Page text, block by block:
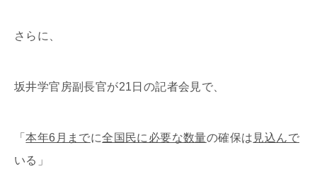
さらに、
坂井学官房副長官が21日の記者会見で、
「本年6月までに全国民に必要な数量の確保は 見込んで
いる」